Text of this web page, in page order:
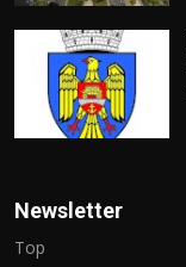
Newsletter
Top